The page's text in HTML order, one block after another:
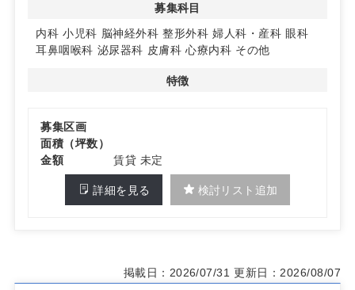
募集科目
内科 小児科 脳神経外科 整形外科 婦人科・産科 眼科
耳鼻咽喉科 泌尿器科 皮膚科 心療内科 その他
特徴
募集区画
面積（坪数）
金額
賃貸 未定
詳細を見る 検討リスト追加
掲載日：2026/07/31 更新日：2026/08/07